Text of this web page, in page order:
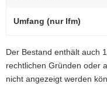
g
a
t
Umfang (nur lfm)
Der Bestand enthält auch
rechtlichen Gründen oder
nicht angezeigt werden